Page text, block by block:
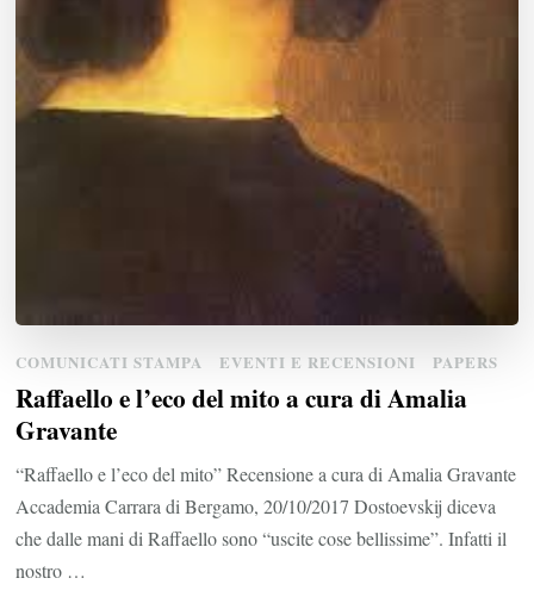
COMUNICATI STAMPA EVENTI E RECENSIONI PAPERS
Raffaello e l’eco del mito a cura di Amalia
Gravante
“Raffaello e l’eco del mito” Recensione a cura di Amalia Gravante
Accademia Carrara di Bergamo, 20/10/2017 Dostoevskij diceva
che dalle mani di Raffaello sono “uscite cose bellissime”. Infatti il
nostro …